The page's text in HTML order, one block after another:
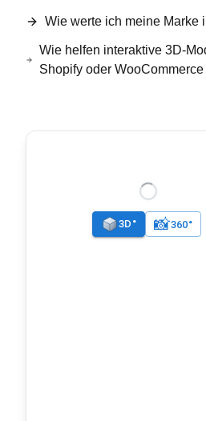
Wie werte ich meine Marke
Wie helfen interaktive 3D-
Shopify oder